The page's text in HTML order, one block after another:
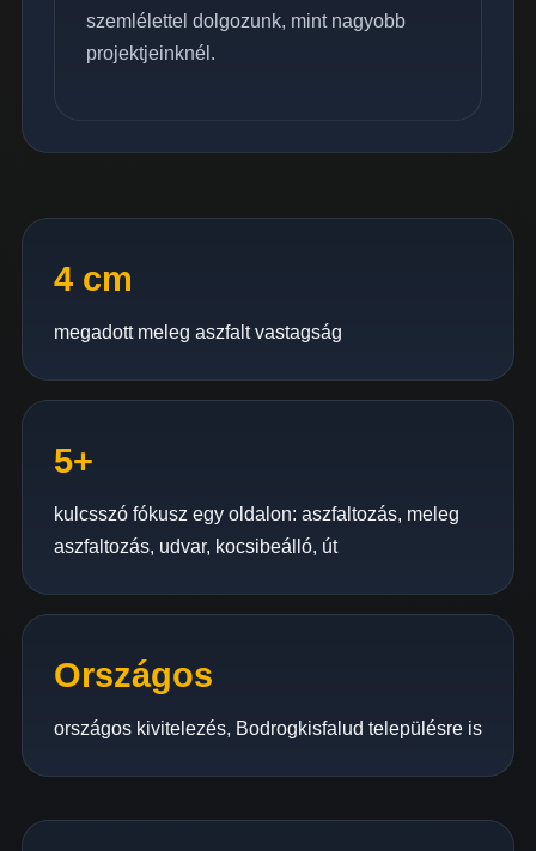
szemlélettel dolgozunk, mint nagyobb
projektjeinknél.
4 cm
megadott meleg aszfalt vastagság
5+
kulcsszó fókusz egy oldalon: aszfaltozás, meleg
aszfaltozás, udvar, kocsibeálló, út
Országos
országos kivitelezés, Bodrogkisfalud településre is